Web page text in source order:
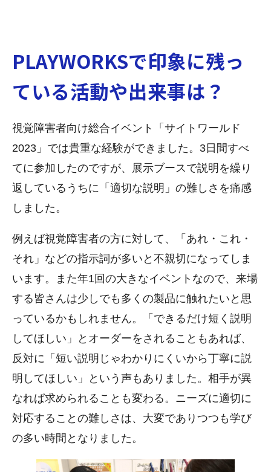
PLAYWORKSで印象に残っ
ている活動や出来事は？
視覚障害者向け総合イベント「サイトワールド
2023」では貴重な経験ができました。3日間すべ
てに参加したのですが、展示ブースで説明を繰り
返しているうちに「適切な説明」の難しさを痛感
しました。
例えば視覚障害者の方に対して、「あれ・これ・
それ」などの指示詞が多いと不親切になってしま
います。また年1回の大きなイベントなので、来場
する皆さんは少しでも多くの製品に触れたいと思
っているかもしれません。「できるだけ短く説明
してほしい」とオーダーをされることもあれば、
反対に「短い説明じゃわかりにくいから丁寧に説
明してほしい」という声もありました。相手が異
なれば求められることも変わる。ニーズに適切に
対応することの難しさは、大変でありつつも学び
の多い時間となりました。